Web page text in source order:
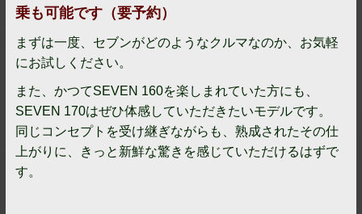
乗も可能です（要予約）
まずは一度、セブンがどのようなクルマなのか、お気軽
にお試しください。
また、かつてSEVEN 160を楽しまれていた方にも、
SEVEN 170はぜひ体感していただきたいモデルです。
同じコンセプトを受け継ぎながらも、熟成されたその仕
上がりに、きっと新鮮な驚きを感じていただけるはずで
す。